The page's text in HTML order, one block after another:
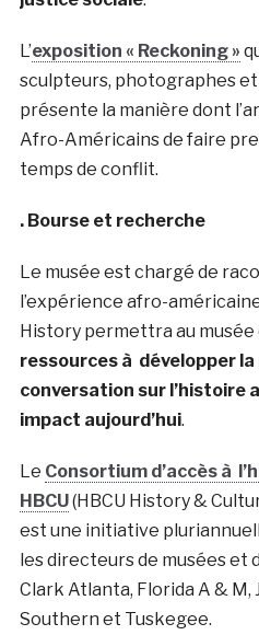
L’exposition « Reckoning »
sculpteurs, photographes
présente la manière dont
Afro-Américains de faire
temps de conflit.
. Bourse et recherche
Le musée est chargé de
l’expérience afro-
History permettra au musée
ressources à développer
conversation sur l’histoire
impact aujourd’hui.
Le Consortium d’accès à
HBCU(HBCU History &
est une initiative
les directeurs de musées et
Clark Atlanta, Florida A & M,
Southern et Tuskegee.